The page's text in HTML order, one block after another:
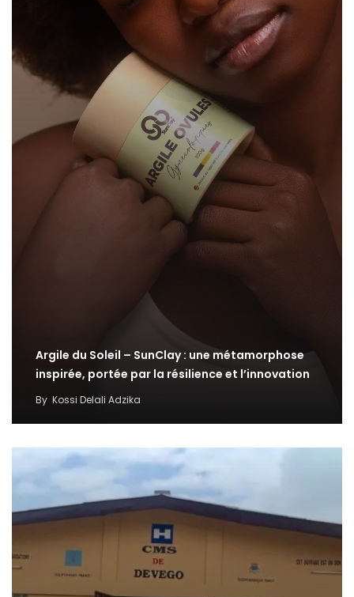
Argile du Soleil – SunClay : une métamorphose
inspirée, portée par la résilience et l’innovation
By Kossi Delali Adzika